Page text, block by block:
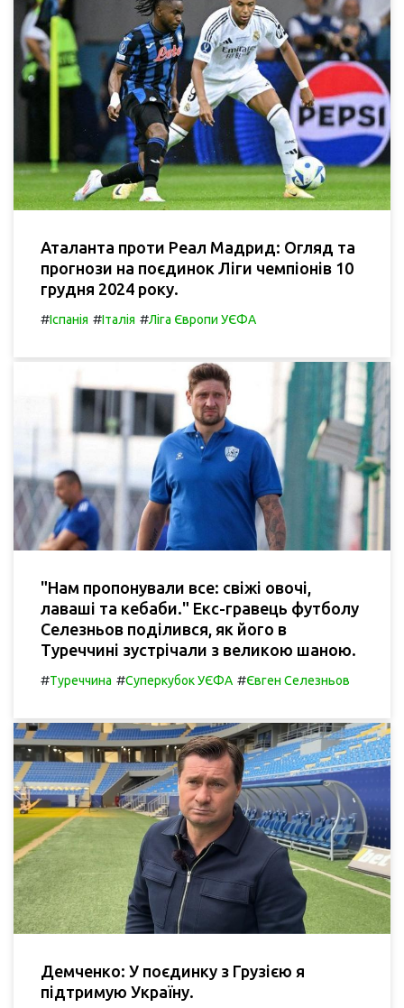
Аталанта проти Реал Мадрид: Огляд та
прогнози на поєдинок Ліги чемпіонів 10
грудня 2024 року.
#Іспанія #Італія #Ліга Європи УЄФА
"Нам пропонували все: свіжі овочі,
лаваші та кебаби." Екс-гравець футболу
Селезньов поділився, як його в
Туреччині зустрічали з великою шаною.
#Туреччина #Суперкубок УЄФА #Євген Селезньов
Демченко: У поєдинку з Грузією я
підтримую Україну.